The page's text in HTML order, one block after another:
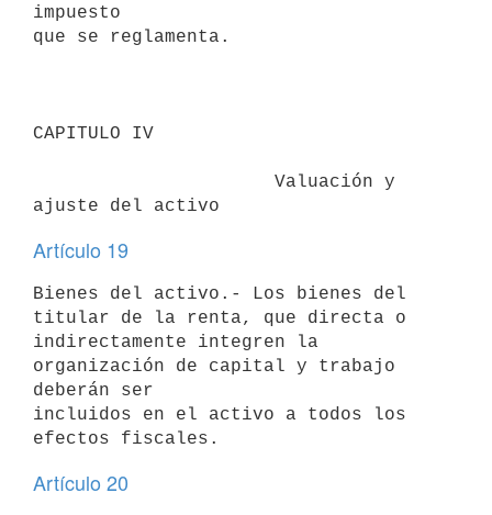
impuesto
que se reglamenta.
CAPITULO IV
Artículo 19
Bienes del activo.- Los bienes del
titular de la renta, que directa o
indirectamente integren la
organización de capital y trabajo
deberán ser
incluidos en el activo a todos los
Artículo 20